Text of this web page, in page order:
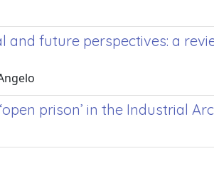
future perspectives: a
prison’ in the Industrial